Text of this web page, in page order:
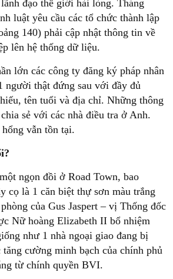
đạo thế giới hài lòng. Tháng
luật yêu cầu các tổ chức thành lập
140) phải cập nhật thông tin về
lên hệ thống dữ liệu.
lớn các công ty đăng ký pháp nhân
người thật đứng sau với đầy đủ
tên tuổi và địa chỉ. Những thông
sẻ với các nhà điều tra ở Anh.
vẫn tồn tại.
ngọn đồi ở Road Town, bao
cọ là 1 căn biệt thự sơn màu trắng
của Gus Jaspert – vị Thống đốc
Nữ hoàng Elizabeth II bổ nhiệm
như 1 nhà ngoại giao đang bị
cường minh bạch của chính phủ
từ chính quyền BVI.